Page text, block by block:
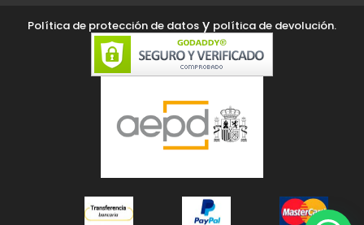
Política de protección de datos y política de devolución.